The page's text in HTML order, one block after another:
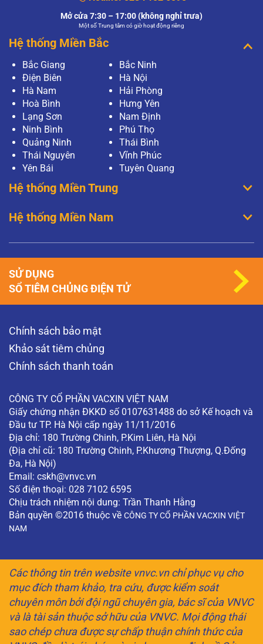
Mở cửa 7:30 – 17:00 (không nghỉ trưa)
Một số Trung tâm có giờ hoạt động riêng
Hệ thống Miền Bắc
Bắc Giang
Bắc Ninh
Điện Biên
Hà Nội
Hà Nam
Hải Phòng
Hoà Bình
Hưng Yên
Lạng Sơn
Nam Định
Ninh Bình
Phú Thọ
Quảng Ninh
Thái Bình
Thái Nguyên
Vĩnh Phúc
Yên Bái
Tuyên Quang
Hệ thống Miền Trung
Hệ thống Miền Nam
Chính sách bảo mật
Khảo sát tiêm chủng
Chính sách thanh toán
CÔNG TY CỔ PHẦN VACXIN VIỆT NAM
Giấy chứng nhận ĐKKD số 0107631488 do sở Kế hoạch và
Đầu tư TP. Hà Nội cấp ngày 11/11/2016
Địa chỉ: 180 Trường Chinh, P.Kim Liên, Hà Nội
(Địa chỉ cũ: 180 Trường Chinh, P.Khương Thượng, Q.Đống
Đa, Hà Nội)
Email: cskh@vnvc.vn
Số điện thoại: 028 7102 6595
Chịu trách nhiệm nội dung: Trần Thanh Hằng
Bản quyền ©2016 thuộc về CÔNG TY CỔ PHẦN VACXIN VIỆT
NAM
SỬ DỤNG
SỔ TIÊM CHỦNG ĐIỆN TỬ
Các thông tin trên website vnvc.vn chỉ phục vụ cho
mục đích tham khảo, tra cứu, được kiểm soát
chuyên môn bởi đội ngũ chuyên gia, bác sĩ của VNVC
và là tài sản thuộc sở hữu của VNVC. Mọi động thái
sao chép chưa được sự chấp thuận chính thức của